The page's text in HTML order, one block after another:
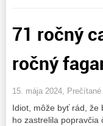
71 ročný
ročný
15. mája 2024, Prečítané
Idiot, môže byť rád, že
ho zastrelila popravčia